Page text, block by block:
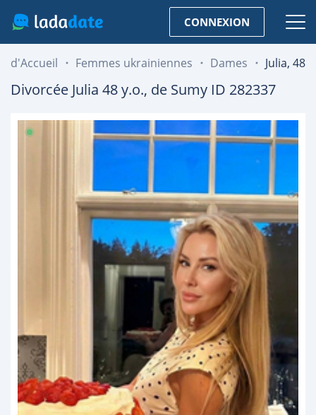
CONNEXION
d'Accueil Femmes ukrainiennes Dames Julia, 48
Divorcée Julia 48y.o., de Sumy ID 282337